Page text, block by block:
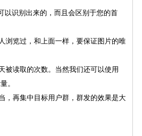
以识别出来的，而且会区别于您的首
浏览过，和上面一样，要保证图片的唯
被读取的次数。当然我们还可以使用
。
，再集中目标用户群，群发的效果是大